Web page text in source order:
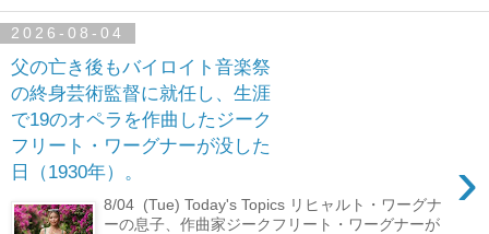
2026-08-04
父の亡き後もバイロイト音楽祭
の終身芸術監督に就任し、生涯
で19のオペラを作曲したジーク
フリート・ワーグナーが没した
日（1930年）。
›
8/04 (Tue) Today's Topics リヒャルト・ワーグナ
ーの息子、作曲家ジークフリート・ワーグナーが